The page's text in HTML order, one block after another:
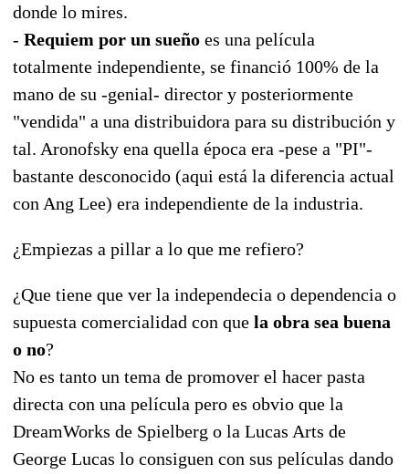
donde lo mires.
- Requiem por un sueño es una película
totalmente independiente, se financió 100% de la
mano de su -genial- director y posteriormente
"vendida" a una distribuidora para su distribución y
tal. Aronofsky ena quella época era -pese a "PI"-
bastante desconocido (aqui está la diferencia actual
con Ang Lee) era independiente de la industria.
¿Empiezas a pillar a lo que me refiero?
¿Que tiene que ver la independecia o dependencia o
supuesta comercialidad con que la obra sea buena
o no?
No es tanto un tema de promover el hacer pasta
directa con una película pero es obvio que la
DreamWorks de Spielberg o la Lucas Arts de
George Lucas lo consiguen con sus películas dando